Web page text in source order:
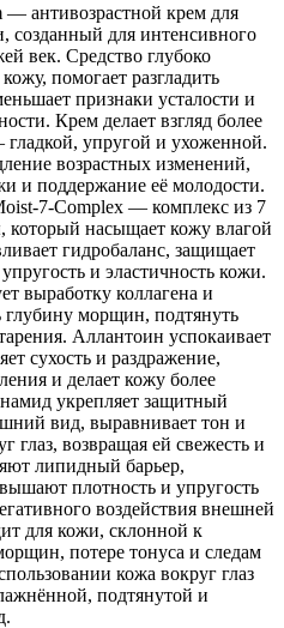
— антивозрастной крем для
созданный для интенсивного
век. Средство глубоко
помогает разгладить
признаки усталости и
Крем делает взгляд более
упругой и ухоженной.
возрастных изменений,
и поддержание её молодости.
7-Complex — комплекс из 7
который насыщает кожу влагой
гидробаланс, защищает
и эластичность кожи.
выработку коллагена и
глубину морщин, подтянуть
Аллантоин успокаивает
сухость и раздражение,
и делает кожу более
укрепляет защитный
вид, выравнивает тон и
глаз, возвращая ей свежесть и
липидный барьер,
плотность и упругость
воздействия внешней
для кожи, склонной к
потере тонуса и следам
кожа вокруг глаз
подтянутой и